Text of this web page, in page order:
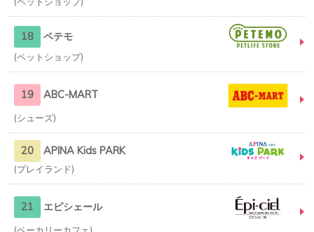
18 ペテモ
ペットショップ
19 ABC-MART
シューズ
20 APINA Kids PARK
プレイランド
21 エピシェール
ベーカリーカフェ